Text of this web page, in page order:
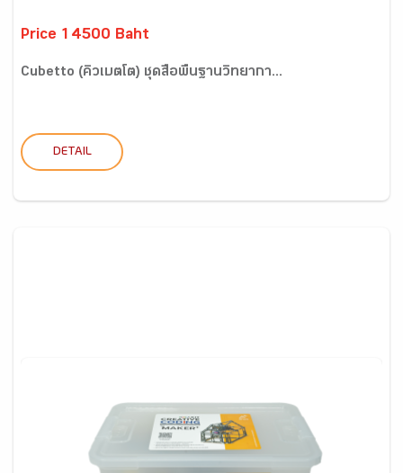
Price 14500 Baht
Cubetto (คิวเบตโต) ชุดสื่อพื้นฐานวิทยากา...
DETAIL